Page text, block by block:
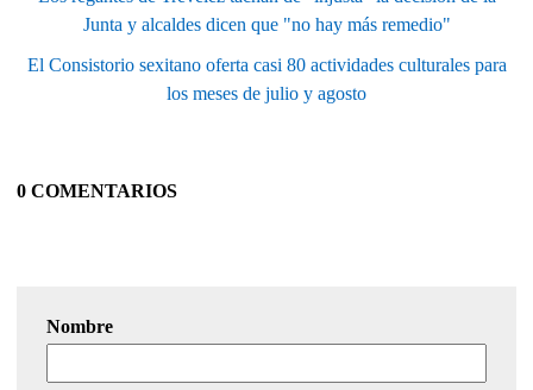
Junta y alcaldes dicen que "no hay más remedio"
El Consistorio sexitano oferta casi 80 actividades culturales para
los meses de julio y agosto
0 COMENTARIOS
Nombre